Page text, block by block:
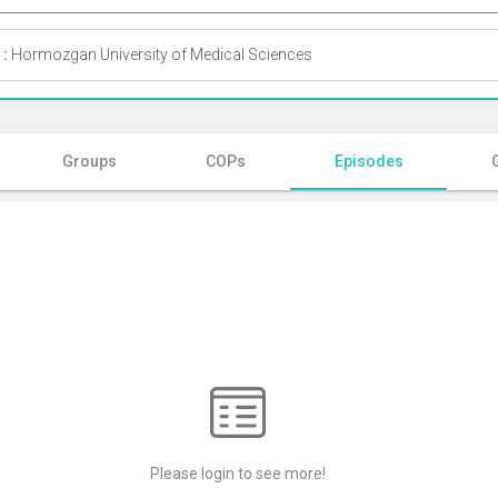
Hormozgan University of Medical Sciences
Groups COPs Episodes
Please login to see more!